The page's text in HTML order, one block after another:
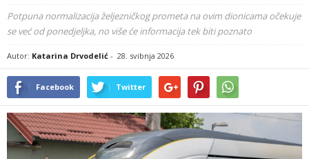
Potpuna normalizacija željezničkog prometa na ovim dionicama očekuje
se već od ponedjeljka, no više će informacija tek biti poznato
Autor: Katarina Drvodelić - 28. svibnja 2026
Facebook Twitter